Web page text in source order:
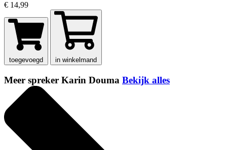
€ 14,99
toegevoegd in winkelmand
Meer spreker Karin Douma Bekijk alles